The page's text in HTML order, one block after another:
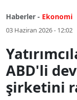
Haberler - Ekonomi
03 Haziran 2026 - 12:02
ABD'li
şirketini